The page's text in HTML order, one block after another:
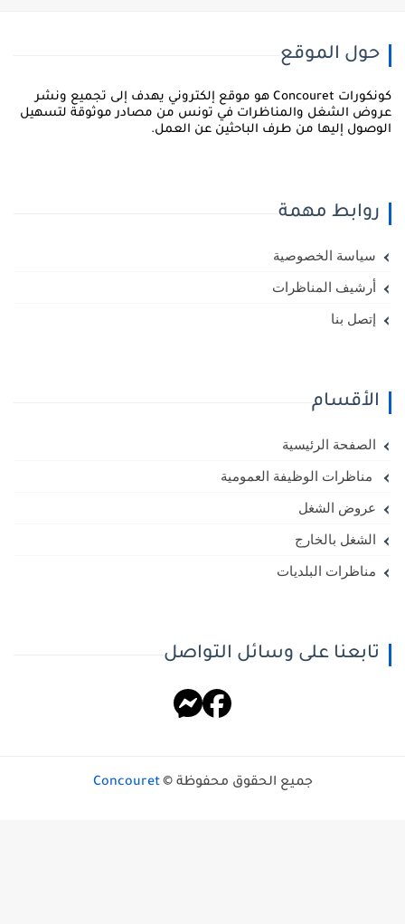
حول الموقع
كونكورات Concouret هو موقع إلكتروني يهدف إلى تجميع ونشر
الشغل والمناظرات في تونس من مصادر موثوقة لتسهيل
إليها من طرف الباحثين عن العمل.
روابط مهمة
سياسة الخصوصية
أرشيف المناظرات
إتصل بنا
الأقسام
الصفحة الرئيسية
مناظرات الوظيفة العمومية
عروض الشغل
الشغل بالخارج
مناظرات البلديات
تابعنا على وسائل التواصل
جميع الحقوق محفوظة © Concouret